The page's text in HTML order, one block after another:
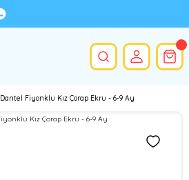
Dantel Fiyonklu Kız Çorap Ekru - 6-9 Ay